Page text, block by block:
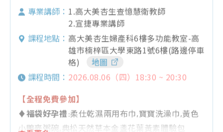
專業講師： 1.高大美杏生查憶慧衛教師
2.宣捷專業講師
課程地點： 高大美杏生婦產科6樓多功能教室-高
雄市楠梓區大學東路1號6樓(路邊停車
格)
地圖
課程時間： 2026.08.06（四）18:30 ~ 20:30
【全程免費參加】
♦ 福袋好孕禮 :柔仕乾濕兩用布巾,寶寶洗澡巾,黃色
小鴨麥粥碗,典松天然草本金盞花葉黃素體驗包
查看更多